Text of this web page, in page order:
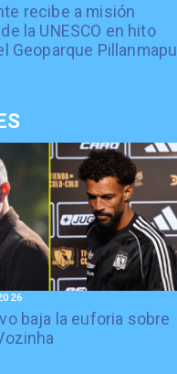
recibe a misión
la UNESCO en hito
Geoparque Pillanmapu
baja la euforia sobre